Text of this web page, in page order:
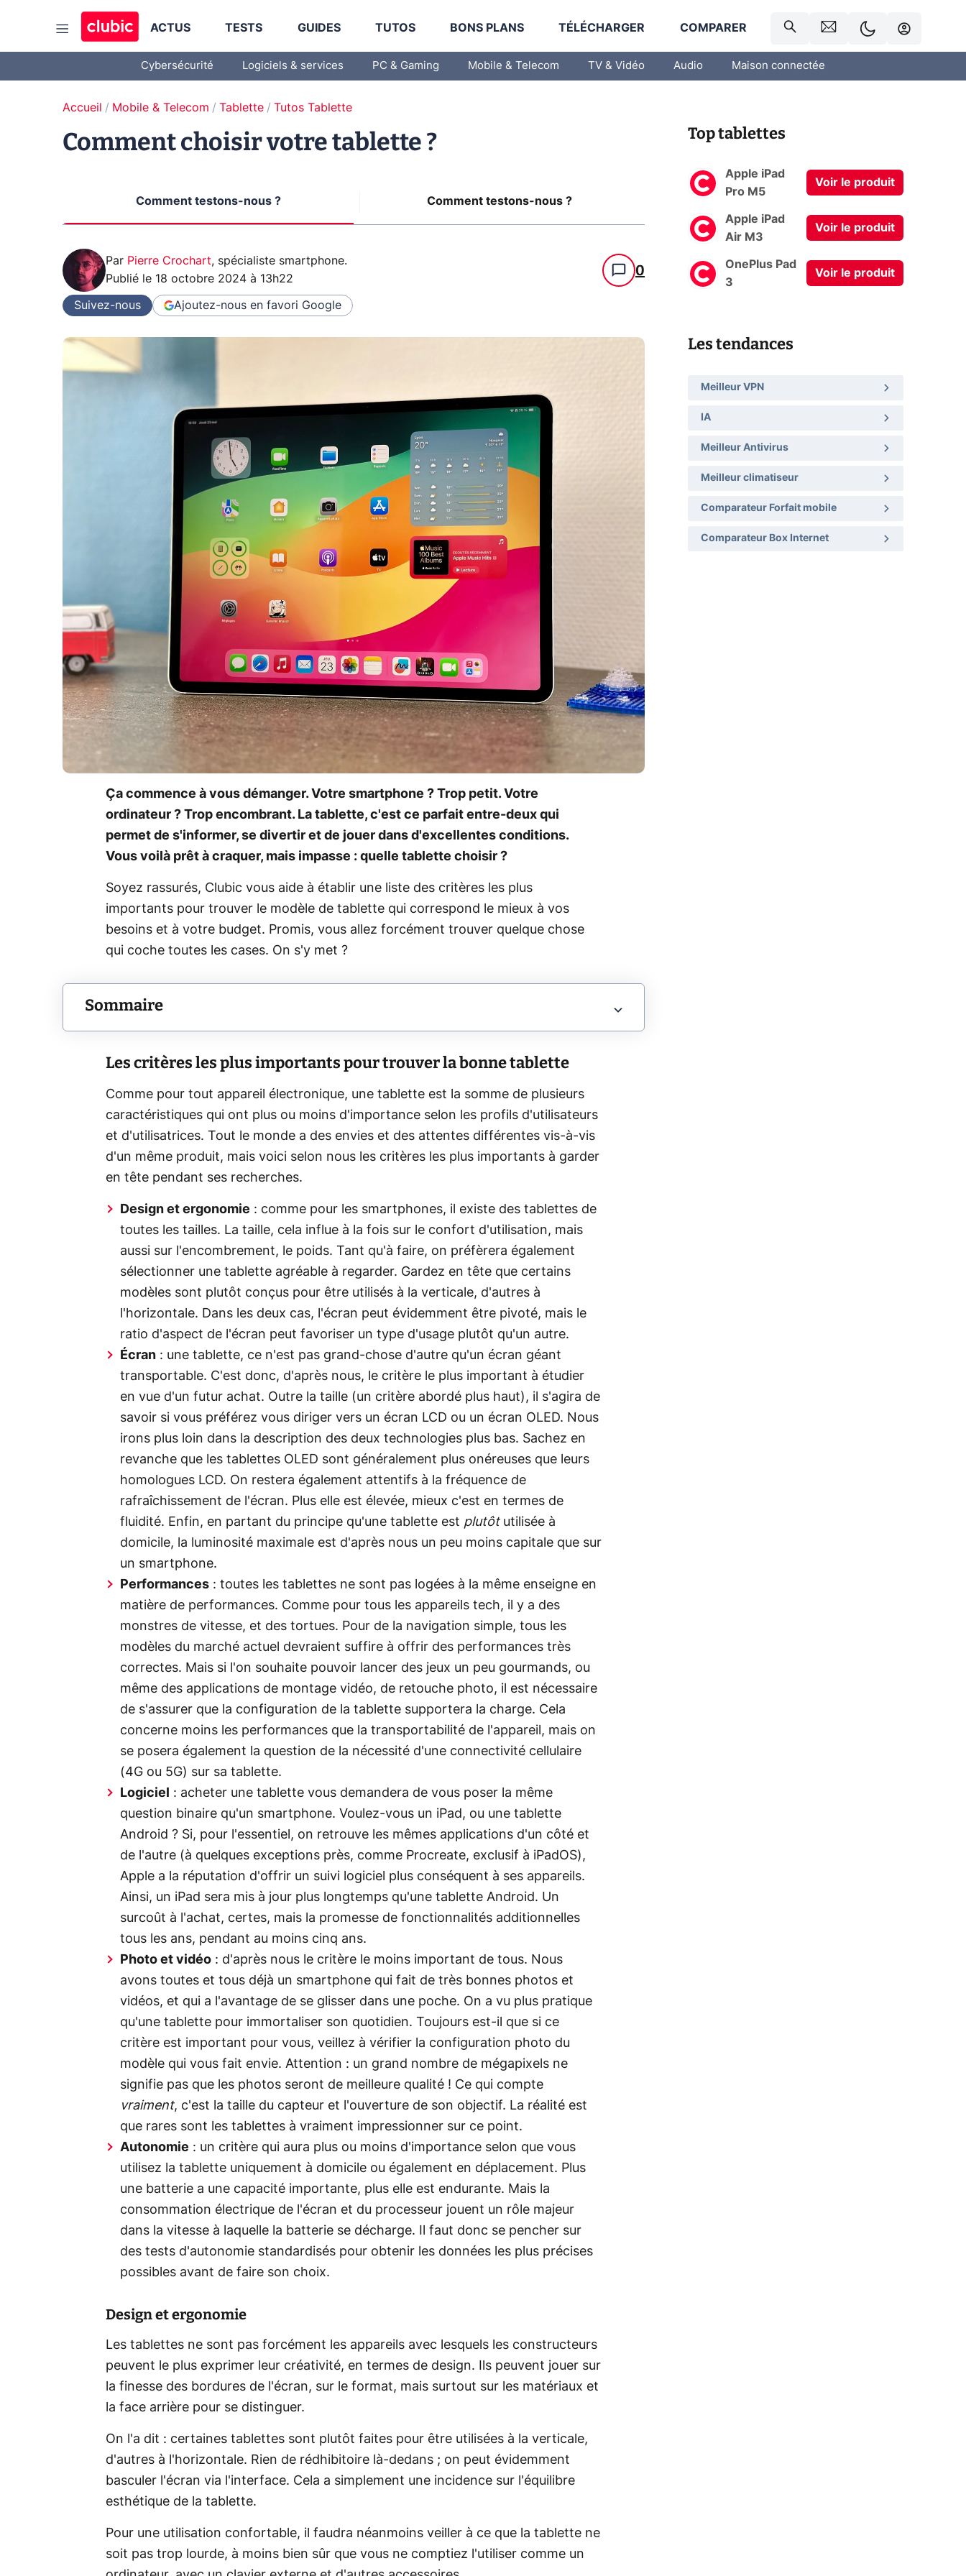
ACTUS TESTS GUIDES TUTOS BONS PLANS TÉLÉCHARGER COMPARER
Cybersécurité Logiciels & services PC & Gaming Mobile & Telecom TV & Vidéo Audio Maison connectée
Accueil Mobile & Telecom Tablette Tutos Tablette
Comment choisir votre tablette ?
Comment testons-nous ? Comment testons-nous ?
Par Pierre Crochart, spécialiste smartphone.
Publié le 18 octobre 2024 à 13h22 0
Suivez-nous Ajoutez-nous en favori Google
Ça commence à vous démanger. Votre smartphone ? Trop petit. Votre
ordinateur ? Trop encombrant. La tablette, c'est ce parfait entre-deux qui
permet de s'informer, se divertir et de jouer dans d'excellentes conditions.
Vous voilà prêt à craquer, mais impasse : quelle tablette choisir ?
Soyez rassurés, Clubic vous aide à établir une liste des critères les plus
importants pour trouver le modèle de tablette qui correspond le mieux à vos
besoins et à votre budget. Promis, vous allez forcément trouver quelque chose
qui coche toutes les cases. On s'y met ?
Sommaire
Les critères les plus importants pour trouver la bonne tablette
Comme pour tout appareil électronique, une tablette est la somme de plusieurs
caractéristiques qui ont plus ou moins d'importance selon les profils d'utilisateurs
et d'utilisatrices. Tout le monde a des envies et des attentes différentes vis-à-vis
d'un même produit, mais voici selon nous les critères les plus importants à garder
en tête pendant ses recherches.
Design et ergonomie : comme pour les smartphones, il existe des tablettes de
toutes les tailles. La taille, cela influe à la fois sur le confort d'utilisation, mais
aussi sur l'encombrement, le poids. Tant qu'à faire, on préfèrera également
sélectionner une tablette agréable à regarder. Gardez en tête que certains
modèles sont plutôt conçus pour être utilisés à la verticale, d'autres à
l'horizontale. Dans les deux cas, l'écran peut évidemment être pivoté, mais le
ratio d'aspect de l'écran peut favoriser un type d'usage plutôt qu'un autre.
Écran : une tablette, ce n'est pas grand-chose d'autre qu'un écran géant
transportable. C'est donc, d'après nous, le critère le plus important à étudier
en vue d'un futur achat. Outre la taille (un critère abordé plus haut), il s'agira de
savoir si vous préférez vous diriger vers un écran LCD ou un écran OLED. Nous
irons plus loin dans la description des deux technologies plus bas. Sachez en
revanche que les tablettes OLED sont généralement plus onéreuses que leurs
homologues LCD. On restera également attentifs à la fréquence de
rafraîchissement de l'écran. Plus elle est élevée, mieux c'est en termes de
fluidité. Enfin, en partant du principe qu'une tablette est plutôtutilisée à
domicile, la luminosité maximale est d'après nous un peu moins capitale que sur
un smartphone.
Performances : toutes les tablettes ne sont pas logées à la même enseigne en
matière de performances. Comme pour tous les appareils tech, il y a des
monstres de vitesse, et des tortues. Pour de la navigation simple, tous les
modèles du marché actuel devraient suffire à offrir des performances très
correctes. Mais si l'on souhaite pouvoir lancer des jeux un peu gourmands, ou
même des applications de montage vidéo, de retouche photo, il est nécessaire
de s'assurer que la configuration de la tablette supportera la charge. Cela
concerne moins les performances que la transportabilité de l'appareil, mais on
se posera également la question de la nécessité d'une connectivité cellulaire
(4G ou 5G) sur sa tablette.
Logiciel
: acheter une tablette vous demandera de vous poser la même
question binaire qu'un smartphone. Voulez-vous un iPad, ou une tablette
Android ? Si, pour l'essentiel, on retrouve les mêmes applications d'un côté et
de l'autre (à quelques exceptions près, comme Procreate, exclusif à iPadOS),
Apple a la réputation d'offrir un suivi logiciel plus conséquent à ses appareils.
Ainsi, un iPad sera mis à jour plus longtemps qu'une tablette Android. Un
surcoût à l'achat, certes, mais la promesse de fonctionnalités additionnelles
tous les ans, pendant au moins cinq ans.
Photo et vidéo : d'après nous le critère le moins important de tous. Nous
avons toutes et tous déjà un smartphone qui fait de très bonnes photos et
vidéos, et qui a l'avantage de se glisser dans une poche. On a vu plus pratique
qu'une tablette pour immortaliser son quotidien. Toujours est-il que si ce
critère est important pour vous, veillez à vérifier la configuration photo du
modèle qui vous fait envie. Attention : un grand nombre de mégapixels ne
signifie pas que les photos seront de meilleure qualité ! Ce qui compte
vraiment, c'est la taille du capteur et l'ouverture de son objectif. La réalité est
que rares sont les tablettes à vraiment impressionner sur ce point.
Autonomie : un critère qui aura plus ou moins d'importance selon que vous
utilisez la tablette uniquement à domicile ou également en déplacement. Plus
une batterie a une capacité importante, plus elle est endurante. Mais la
consommation électrique de l'écran et du processeur jouent un rôle majeur
dans la vitesse à laquelle la batterie se décharge. Il faut donc se pencher sur
des tests d'autonomie standardisés pour obtenir les données les plus précises
possibles avant de faire son choix.
Design et ergonomie
Les tablettes ne sont pas forcément les appareils avec lesquels les constructeurs
peuvent le plus exprimer leur créativité, en termes de design. Ils peuvent jouer sur
la finesse des bordures de l'écran, sur le format, mais surtout sur les matériaux et
la face arrière pour se distinguer.
On l'a dit : certaines tablettes sont plutôt faites pour être utilisées à la verticale,
d'autres à l'horizontale. Rien de rédhibitoire là-dedans ; on peut évidemment
basculer l'écran via l'interface. Cela a simplement une incidence sur l'équilibre
esthétique de la tablette.
Pour une utilisation confortable, il faudra néanmoins veiller à ce que la tablette ne
soit pas trop lourde, à moins bien sûr que vous ne comptiez l'utiliser comme un
Top tablettes
Apple iPad
Pro M5
Voir le produit
Apple iPad
Air M3
Voir le produit
OnePlus Pad
3
Voir le produit
Les tendances
Meilleur VPN
IA
Meilleur Antivirus
Meilleur climatiseur
Comparateur Forfait mobile
Comparateur Box Internet